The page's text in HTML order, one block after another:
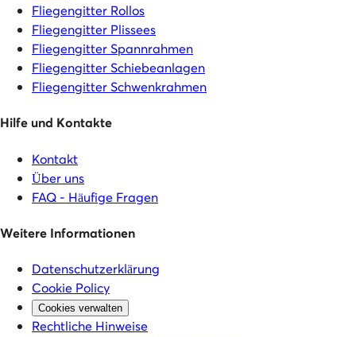
Fliegengitter Rollos
Fliegengitter Plissees
Fliegengitter Spannrahmen
Fliegengitter Schiebeanlagen
Fliegengitter Schwenkrahmen
Hilfe und Kontakte
Kontakt
Über uns
FAQ - Häufige Fragen
Weitere Informationen
Datenschutzerklärung
Cookie Policy
Cookies verwalten
Rechtliche Hinweise